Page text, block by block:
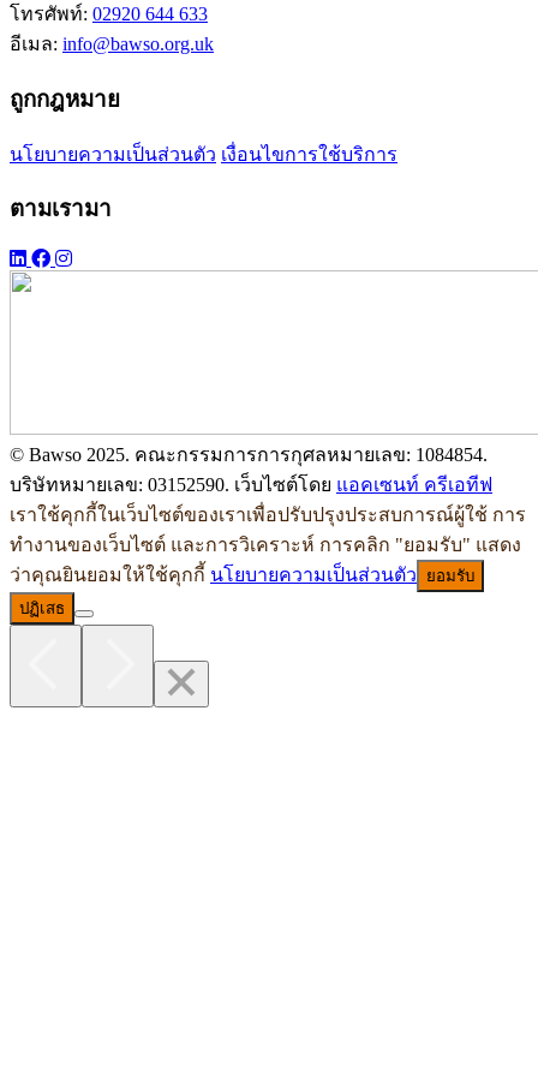
โทรศัพท์: 02920 644 633
อีเมล: info@bawso.org.uk
ถูกกฎหมาย
นโยบายความเป็นส่วนตัว เงื่อนไขการใช้บริการ
ตามเรามา
© Bawso 2025. คณะกรรมการการกุศลหมายเลข: 1084854.
บริษัทหมายเลข: 03152590. เว็บไซต์โดย แอคเซนท์ ครีเอทีฟ
เราใช้คุกกี้ในเว็บไซต์ของเราเพื่อปรับปรุงประสบการณ์ผู้ใช้ การ
ทำงานของเว็บไซต์ และการวิเคราะห์ การคลิก "ยอมรับ" แสดง
ว่าคุณยินยอมให้ใช้คุกกี้ นโยบายความเป็นส่วนตัว
ยอมรับ
ปฏิเสธ